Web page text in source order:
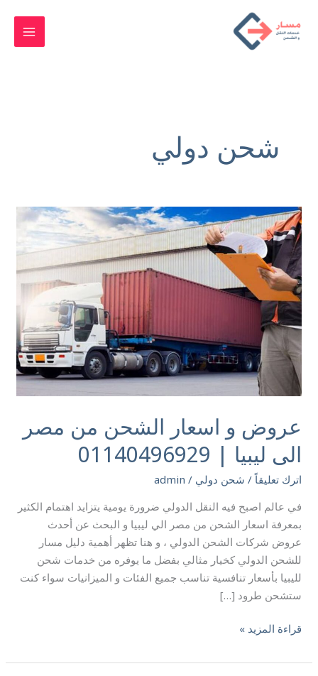
المحتوى
شحن دولي
عروض و اسعار الشحن من مصر
الى ليبيا | 01140496929
اترك تعليقاً / شحن دولي /
admin
في عالم اصبح فيه النقل الدولي ضرورة يومية يتزايد اهتمام الكثير
بمعرفة اسعار الشحن من مصر الي ليبيا و البحث عن أحدث
عروض شركات الشحن الدولي ، و هنا تظهر أهمية دليل مسار
للشحن الدولي كخيار مثالي بفضل ما يوفره من خدمات شحن
لليبيا بأسعار تنافسية تناسب جميع الفئات و الميزانيات سواء كنت
ستشحن طرود […]
عروض
و
اسعار
الشحن
من
مصر
الى
ليبيا
|
01140496929
قراءة المزيد »